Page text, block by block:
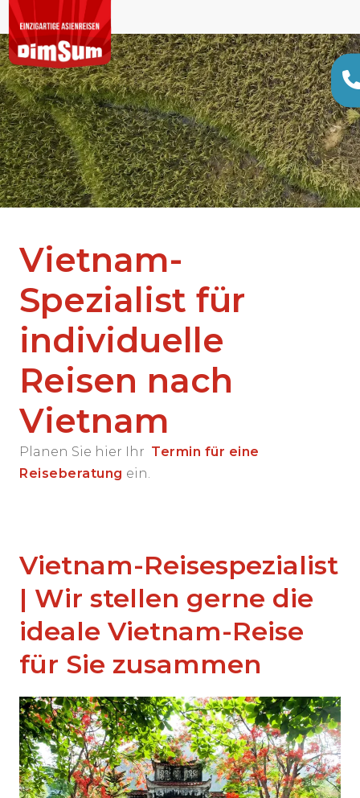
Vietnam-
Spezialist für
individuelle
Reisen nach
Vietnam
Planen Sie hier Ihr Termin für eine
Reiseberatung ein.
Vietnam-Reisespezialist
| Wir stellen gerne die
ideale Vietnam-Reise
für Sie zusammen